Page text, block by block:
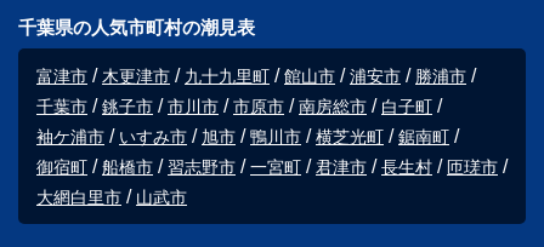
千葉県の人気市町村の潮見表
富津市 木更津市 九十九里町 館山市 浦安市
勝浦市
千葉市
銚子市 市川市 市原市 南房総市
白子町
袖ケ浦市
いすみ市 旭市 鴨川市 横芝光町
鋸南町
御宿町
船橋市 習志野市 一宮町 君津市 長生村
匝瑳市
大網白里市
山武市